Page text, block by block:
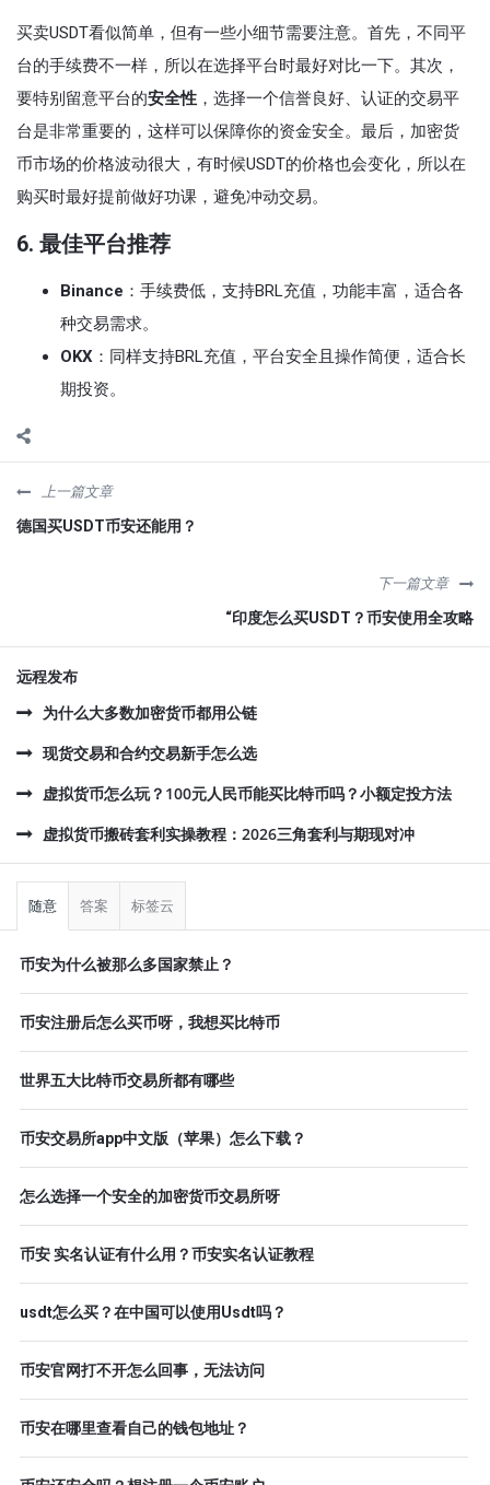
买卖USDT看似简单，但有一些小细节需要注意。首先，不同平
台的手续费不一样，所以在选择平台时最好对比一下。其次，
要特别留意平台的安全性 ，选择一个信誉良好、认证的交易平
台是非常重要的，这样可以保障你的资金安全。最后，加密货
币市场的价格波动很大，有时候USDT的价格也会变化，所以在
购买时最好提前做好功课，避免冲动交易。
6. 最佳平台推荐
Binance ：手续费低，支持BRL充值，功能丰富，适合各
种交易需求。
OKX ：同样支持BRL充值，平台安全且操作简便，适合长
期投资。
上一篇文章
德国买USDT币安还能用？
下一篇文章
“印度怎么买USDT？币安使用全攻略
远程发布
为什么大多数加密货币都用公链
现货交易和合约交易新手怎么选
虚拟货币怎么玩？100元人民币能买比特币吗？小额定投方法
虚拟货币搬砖套利实操教程：2026三角套利与期现对冲
侧
随意 答案 标签云
币安为什么被那么多国家禁止？
币安注册后怎么买币呀，我想买比特币
世界五大比特币交易所都有哪些
币安交易所app中文版（苹果）怎么下载？
怎么选择一个安全的加密货币交易所呀
币安 实名认证有什么用？币安实名认证教程
usdt怎么买？在中国可以使用Usdt吗？
币安官网打不开怎么回事，无法访问
币安在哪里查看自己的钱包地址？